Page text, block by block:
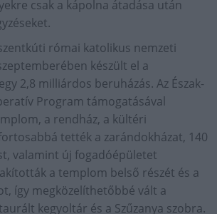
csak a kápolna átadása után
római katolikus nemzeti
készült el a
2,8 milliárdos beruházás. Az Észak-
Program támogatásával
a rendház, a kültéri
tették a zarándokházat, 140
valamint új fogadóépületet
a templom belső részét és a
így megközelíthetőbbé vált a
kegyoltár és a Szűzanya szobra.